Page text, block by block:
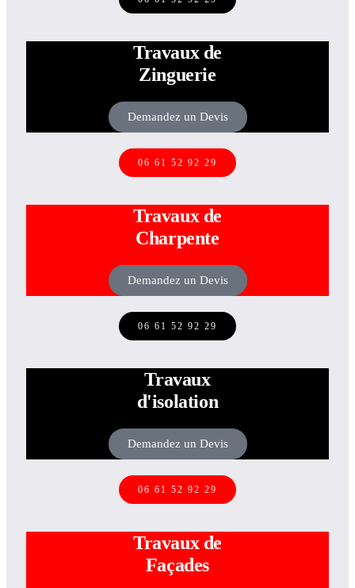
Travaux de
Zinguerie
Demandez un Devis
06 61 52 92 29
Travaux de
Charpente
Demandez un Devis
06 61 52 92 29
Travaux
d'isolation
Demandez un Devis
06 61 52 92 29
Travaux de
Façades